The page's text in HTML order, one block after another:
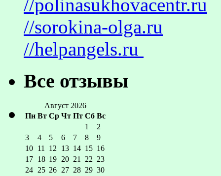
//polinasukhovacentr.ru
//sorokina-olga.ru
//helpangels.ru
Все отзывы
Август 2026
Пн Вт Ср Чт Пт Сб Вс
1
2
3
4 5 6 7 8
9
10 11 12 13 14 15 16
17 18 19 20 21 22 23
24 25 26 27 28 29 30